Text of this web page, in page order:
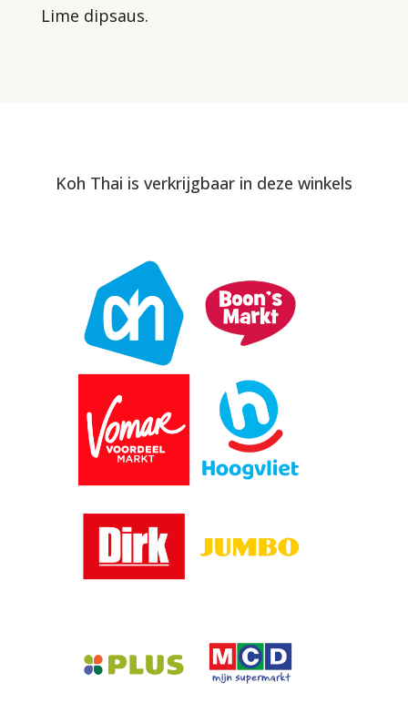
Lime dipsaus.
Koh Thai is verkrijgbaar in deze winkels